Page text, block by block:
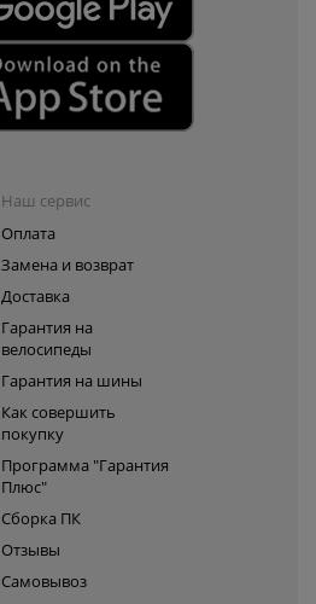
Наш сервис
Оплата
Замена и возврат
Доставка
Гарантия на
велосипеды
Гарантия на шины
Как совершить
покупку
Программа "Гарантия
Плюс"
Сборка ПК
Отзывы
Самовывоз